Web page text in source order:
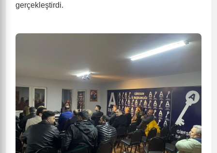
gerçekleştirdi.